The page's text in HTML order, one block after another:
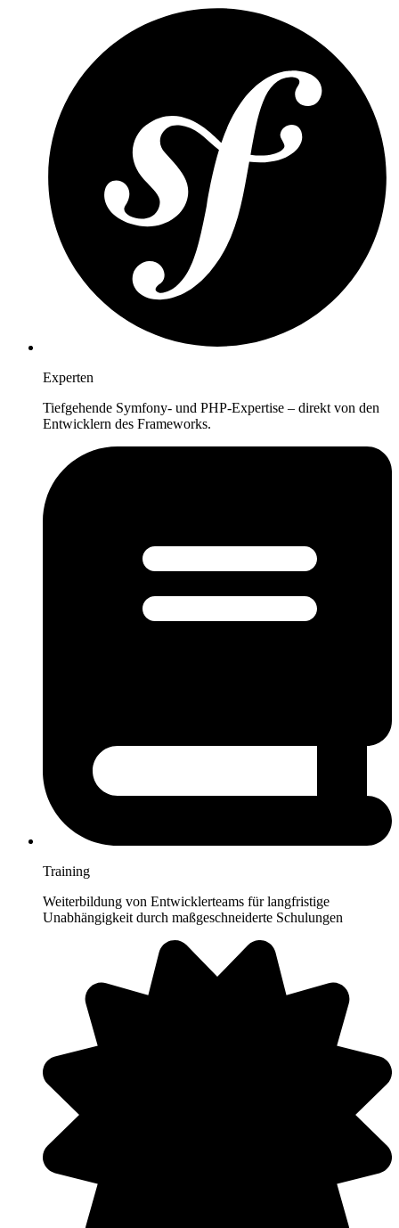
Experten
Tiefgehende Symfony- und PHP-Expertise – direkt von den
Entwicklern des Frameworks.
Training
Weiterbildung von Entwicklerteams für langfristige
Unabhängigkeit durch maßgeschneiderte Schulungen